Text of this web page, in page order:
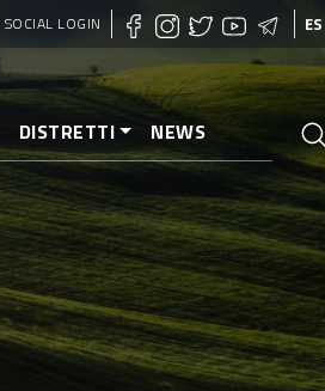
SOCIAL LOGIN ES
DISTRETTI NEWS